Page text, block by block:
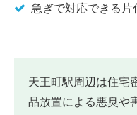
急ぎで対応できる片
天王町駅周辺は住宅
品放置による悪臭や